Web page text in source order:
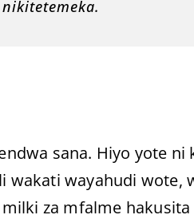
sana. Hiyo yote
wayahudi wote,
za mfalme